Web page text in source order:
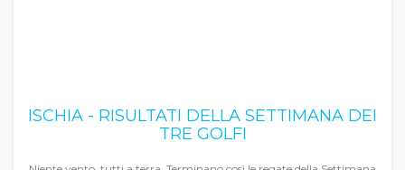
ISCHIA - RISULTATI DELLA SETTIMANA DEI
TRE GOLFI